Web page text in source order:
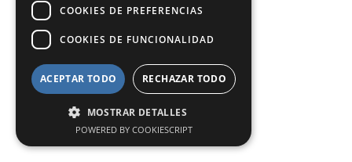
COOKIES DE PREFERENCIAS
COOKIES DE FUNCIONALIDAD
ACEPTAR TODO RECHAZAR TODO
MOSTRAR DETALLES
POWERED BY COOKIESCRIPT